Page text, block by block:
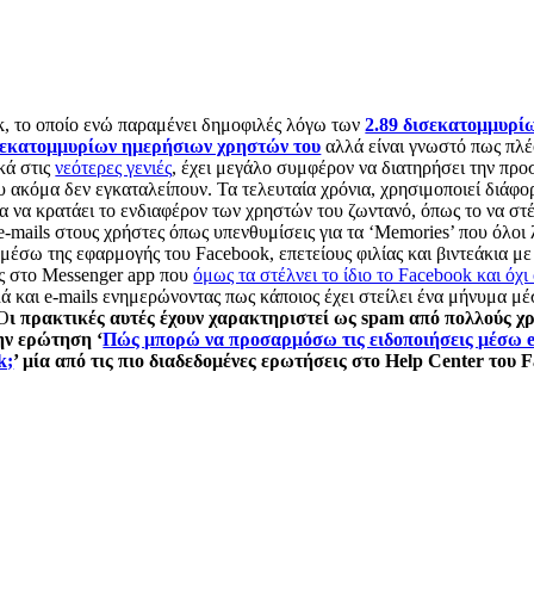
το οποίο ενώ παραμένει δημοφιλές λόγω των2.89
ημερήσιων χρηστών του αλλά είναι γνωστό πως
στιςνεότερες γενιές, έχει μεγάλο συμφέρον να διατηρήσει την
δεν εγκαταλείπουν. Τα τελευταία χρόνια, χρησιμοποιεί
να κρατάει το ενδιαφέρον των χρηστών του ζωντανό, όπως το να
mails στους χρήστες όπως υπενθυμίσεις για τα ‘Memories’ που
της εφαρμογής του Facebook, επετείους φιλίας και βιντεάκια με
στο Messenger app πουόμως τα στέλνει το ίδιο το Facebook και
και e-mails ενημερώνοντας πως κάποιος έχει στείλει ένα μήνυμα
ι πρακτικές αυτές έχουν χαρακτηριστεί ως spam από πολλούς
ερώτηση ‘Πώς μπορώ να προσαρμόσω τις ειδοποιήσεις μέσω
’ μία από τις πιο διαδεδομένες ερωτήσεις στο Help Center του